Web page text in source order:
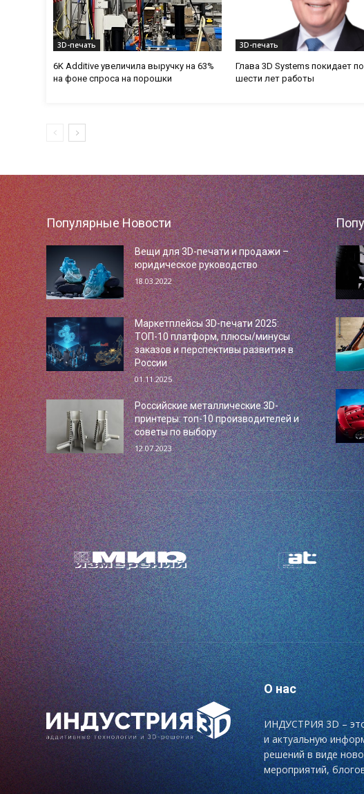
3D-печать
6K Additive увеличила выручку на 63%
на фоне спроса на порошки
3D-печать
Глава 3D Systems покидает
шести лет работы
Популярные Новости
Вещи для 3D-печати и продажи –
юридическое руководство
18.03.2022
Маркетплейсы 3D-печати 2025:
ТОП-10 платформ, плюсы/минусы
заказов и перспективы развития в
России
01.11.2025
Российские металлические 3D-
принтеры: топ-10 производителей и
советы по выбору
12.07.2023
О нас
ИНДУСТРИЯ 3D –
и актуальную
решений в виде
мероприятий,